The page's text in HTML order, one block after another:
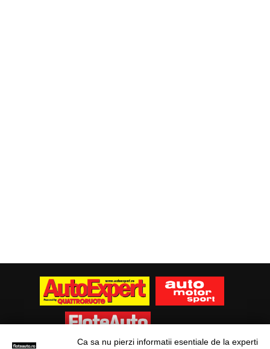
Ca sa nu pierzi informatii esentiale de la experti